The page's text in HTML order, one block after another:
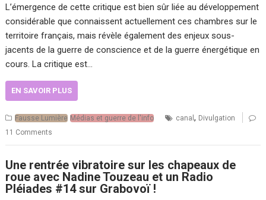
L’émergence de cette critique est bien sûr liée au développement
considérable que connaissent actuellement ces chambres sur le
territoire français, mais révèle également des enjeux sous-
jacents de la guerre de conscience et de la guerre énergétique en
cours. La critique est…
EN SAVOIR PLUS
Fausse Lumière Médias et guerre de l'info canal, Divulgation
11 Comments
Une rentrée vibratoire sur les chapeaux de
roue avec Nadine Touzeau et un Radio
Pléiades #14 sur Grabovoï !